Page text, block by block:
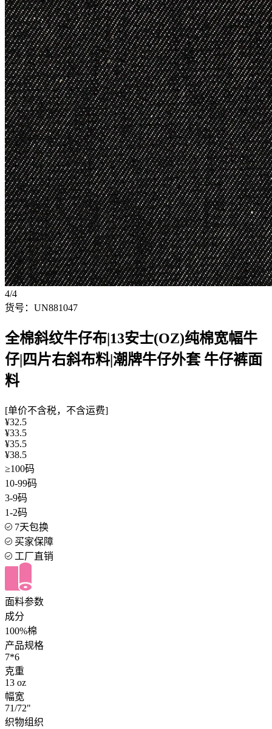
4/4
货号：UN881047
全棉斜纹牛仔布|13安士(OZ)纯棉宽幅牛
仔|四片右斜布料|潮牌牛仔外套 牛仔裤面
料
[单价不含税，不含运费]
¥32.5
¥33.5
¥35.5
¥38.5
≥100码
10-99码
3-9码
1-2码
7天包换
买家保障
工厂直销
面料参数
成分
100%棉
产品规格
7*6
克重
13 oz
幅宽
71/72"
织物组织